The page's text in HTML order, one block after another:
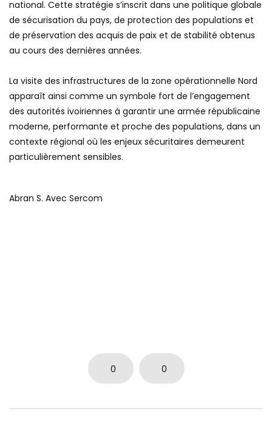
national. Cette stratégie s’inscrit dans une politique globale
de sécurisation du pays, de protection des populations et
de préservation des acquis de paix et de stabilité obtenus
au cours des dernières années.
‎La visite des infrastructures de la zone opérationnelle Nord
apparaît ainsi comme un symbole fort de l’engagement
des autorités ivoiriennes à garantir une armée républicaine
moderne, performante et proche des populations, dans un
contexte régional où les enjeux sécuritaires demeurent
particulièrement sensibles.
Abran S. Avec Sercom
0 0